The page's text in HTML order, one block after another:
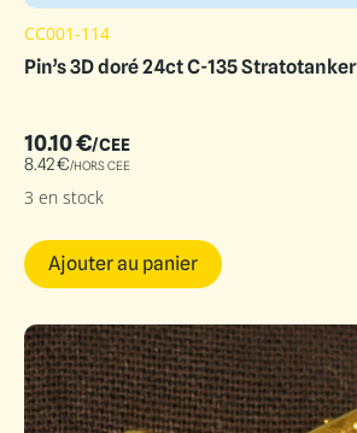
CC001-114
Pin’s 3D doré 24ct C-135 Stratotanker
10.10€/CEE
8.42€/HORS CEE
3 en stock
Ajouter au panier